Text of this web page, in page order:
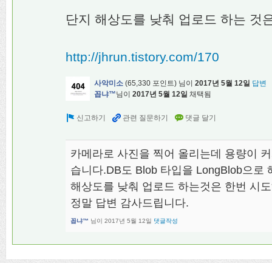
단지 해상도를 낮춰 업로드 하는 것
http://jhrun.tistory.com/170
사악미소 (65,330 포인트) 님이 2017년 5월 12일 답변
꼽냐™님이 2017년 5월 12일 채택됨
카메라로 사진을 찍어 올리는데 용량이
습니다.DB도 Blob 타입을 LongBlob으로
해상도를 낮춰 업로드 하는것은 한번 시
정말 답변 감사드립니다.
꼽냐™ 님이 2017년 5월 12일 댓글작성